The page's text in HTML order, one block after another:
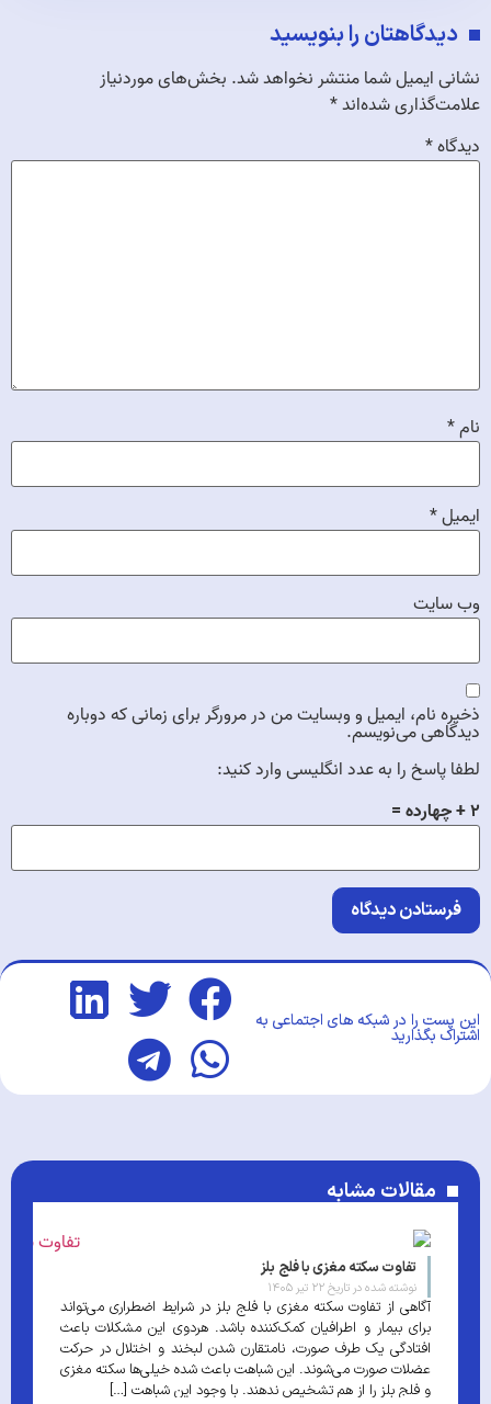
دیدگاهتان را بنویسید
نشانی ایمیل شما منتشر نخواهد شد. بخش‌های موردنیاز
علامت‌گذاری شده‌اند*
دیدگاه*
نام*
ایمیل*
وب‌ سایت
ذخیره نام، ایمیل و وبسایت من در مرورگر برای زمانی که دوباره
دیدگاهی می‌نویسم.
لطفا پاسخ را به عدد انگلیسی وارد کنید:
۲ + چهارده =
این پست را در شبکه های اجتماعی به
اشتراک بگذارید
مقالات مشابه
تفاوت سکته مغزی با فلج بلز
نوشته شده در تاریخ
آگاهی از تفاوت سکته مغزی با فلج بلز در شرایط اضطراری می‌تواند
برای بیمار و اطرافیان کمک‌کننده باشد. هردوی این مشکلات باعث
افتادگی یک طرف صورت، نامتقارن شدن لبخند و اختلال در حرکت
عضلات صورت می‌شوند. این شباهت باعث شده خیلی‌ها سکته مغزی
و فلج بلز را از هم تشخیص ندهند. با وجود این شباهت […]